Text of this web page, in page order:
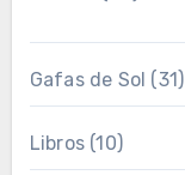
Gafas de Sol (31)
Libros(10)